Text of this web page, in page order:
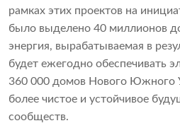
рамках этих проектов на
было выделено 40 миллионов
энергия, вырабатываемая в
будет ежегодно обеспечивать
360 000 домов Нового Южного
более чистое и устойчивое
сообществ.